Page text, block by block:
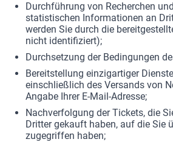
Durchführung von Recherchen
statistischen Informationen an
werden Sie durch die
nicht identifiziert);
Durchsetzung der Bedingungen
Bereitstellung einzigartiger
einschließlich des Versands von
Angabe Ihrer E-Mail-Adresse;
Nachverfolgung der Tickets, die
Dritter gekauft haben, auf die Sie
zugegriffen haben;